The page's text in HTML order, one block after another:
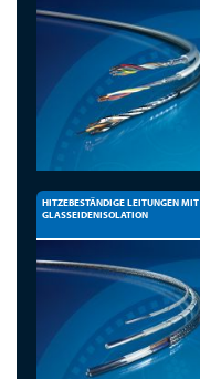
HITZEBESTÄNDIGE LEITUNGEN MIT
GLASSEIDENISOLATION